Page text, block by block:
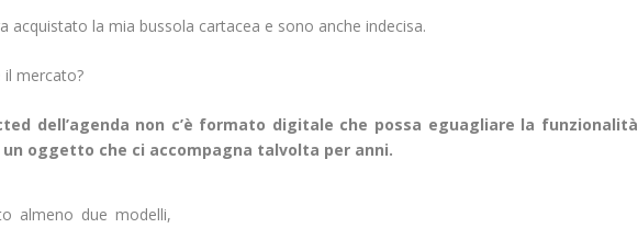
acquistato la mia bussola cartacea e sono anche indecisa.
il mercato?
dell’agenda non c’è formato digitale che possa eguagliare la funzionalità
oggetto che ci accompagna talvolta per anni.
almeno due modelli,